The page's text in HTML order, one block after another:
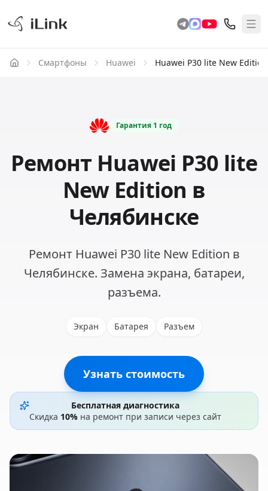
Смартфоны Huawei Huawei P30 lite New Edition
Гарантия 1 год
Ремонт Huawei P30 lite
New Edition в
Челябинске
Ремонт Huawei P30 lite New Edition в
Челябинске. Замена экрана, батареи,
разъема.
Экран Батарея Разъем
Узнать стоимость
Бесплатная диагностика
Скидка 10% на ремонт при записи через сайт